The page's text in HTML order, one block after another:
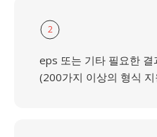
2
eps 또는 기타 필요한
(200가지 이상의 형식 지